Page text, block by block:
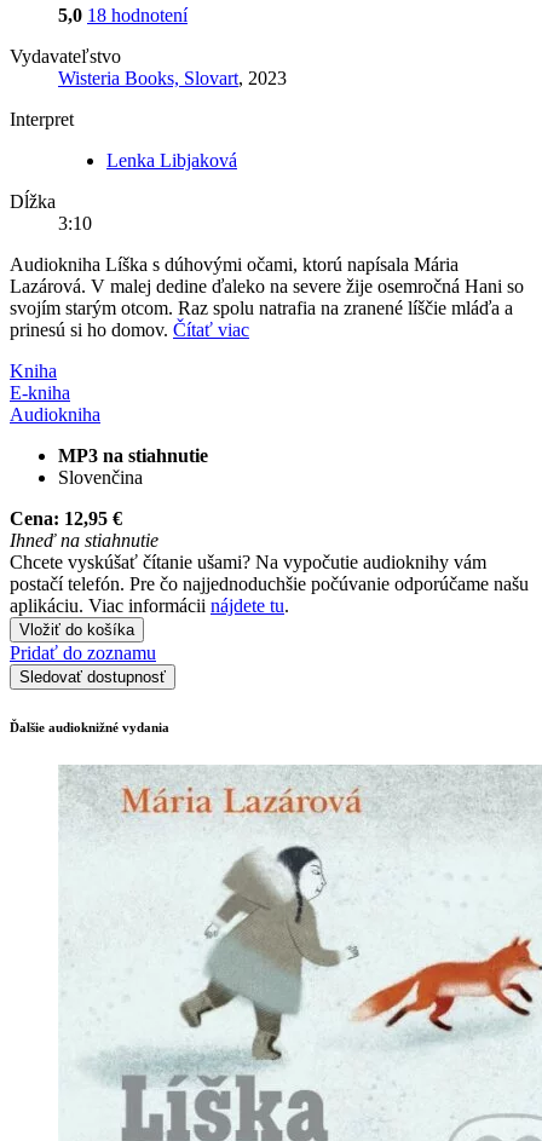
5,0 18 hodnotení
Vydavateľstvo
Wisteria Books, Slovart, 2023
Interpret
Lenka Libjaková
Dĺžka
3:10
Audiokniha Líška s dúhovými očami, ktorú napísala Mária
Lazárová. V malej dedine ďaleko na severe žije osemročná Hani so
svojím starým otcom. Raz spolu natrafia na zranené líščie mláďa a
prinesú si ho domov. Čítať viac
Kniha
E-kniha
Audiokniha
MP3 na stiahnutie
Slovenčina
Cena: 12,95 €
Ihneď na stiahnutie
Chcete vyskúšať čítanie ušami? Na vypočutie audioknihy vám
postačí telefón. Pre čo najjednoduchšie počúvanie odporúčame našu
aplikáciu. Viac informácii nájdete tu.
Vložiť do košíka
Pridať do zoznamu
Sledovať dostupnosť
Ďalšie audioknižné vydania